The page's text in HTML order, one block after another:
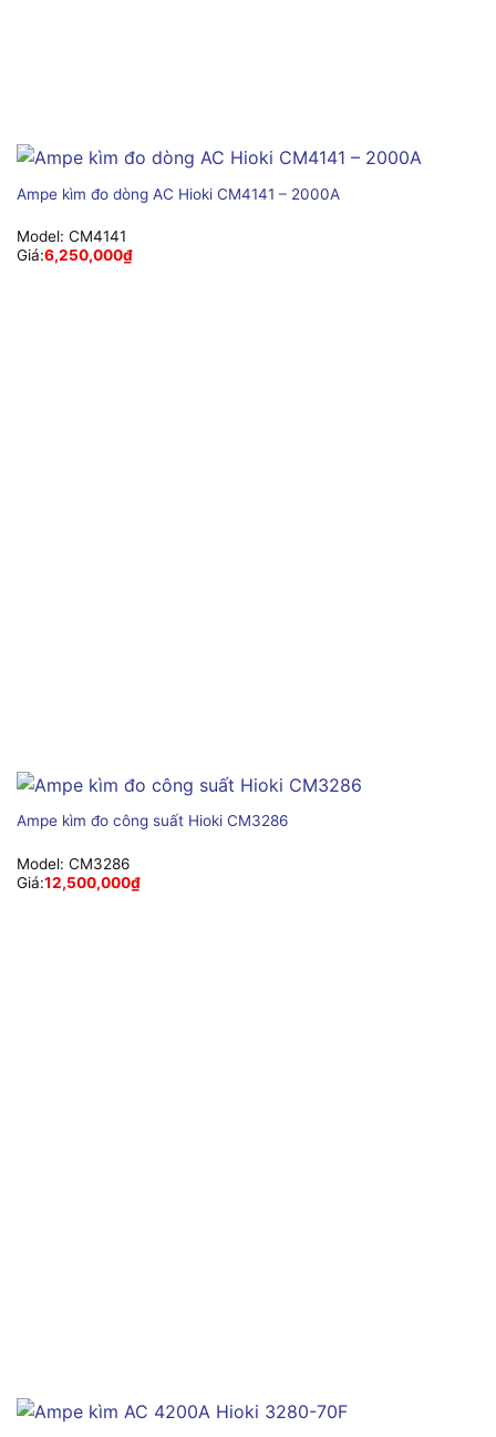
Ampe kìm đo dòng AC Hioki CM4141 – 2000A
Model: CM4141
Giá:6,250,000₫
Ampe kìm đo công suất Hioki CM3286
Model: CM3286
Giá:12,500,000₫